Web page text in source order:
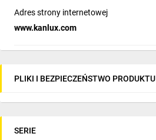
Adres strony internetowej
www.kanlux.com
PLIKI I BEZPIECZEŃSTWO PRODUKTU
SERIE